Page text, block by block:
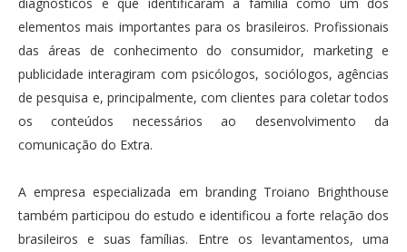
elementos mais importantes para os brasileiros. Profissionais
das áreas de conhecimento do consumidor, marketing e
publicidade interagiram com psicólogos, sociólogos, agências
de pesquisa e, principalmente, com clientes para coletar todos
os conteúdos necessários ao desenvolvimento da
comunicação do Extra.
A empresa especializada em branding Troiano Brighthouse
também participou do estudo e identificou a forte relação dos
brasileiros e suas famílias. Entre os levantamentos, uma